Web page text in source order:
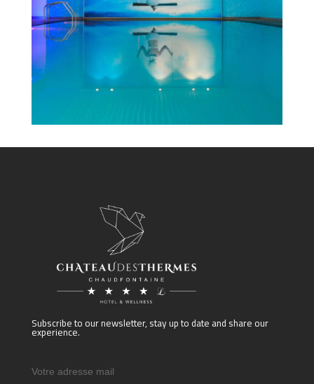
Subscribe to our newsletter, stay up to date and share our
experience.